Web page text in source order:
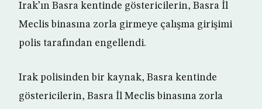
Irak’ın Basra kentinde göstericilerin, Basra İl
Meclis binasına zorla girmeye çalışma girişimi
polis tarafından engellendi.
Irak polisinden bir kaynak, Basra kentinde
göstericilerin, Basra İl Meclis binasına zorla